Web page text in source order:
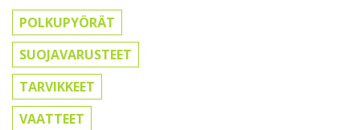
POLKUPYÖRÄT
SUOJAVARUSTEET
TARVIKKEET
VAATTEET